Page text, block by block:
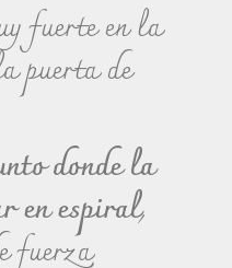
fuerte en la
puerta de
donde la
en espiral,
fuerza